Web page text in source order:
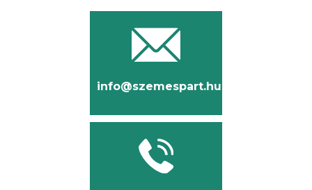
info@szemespart.hu